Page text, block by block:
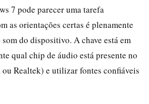
7 pode parecer uma tarefa
as orientações certas é plenamente
do dispositivo. A chave está em
qual chip de áudio está presente no
Realtek) e utilizar fontes confiáveis